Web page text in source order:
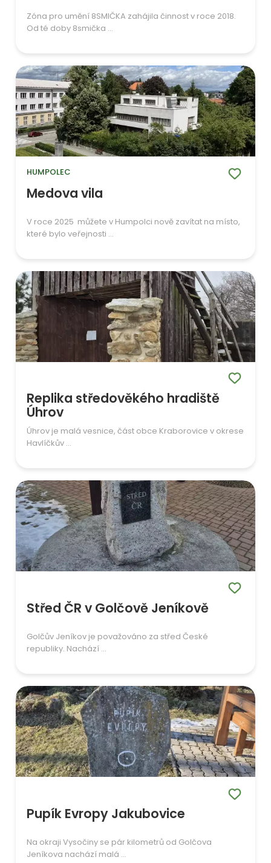
Zóna pro umění 8SMIČKA zahájila činnost v roce 2018.
Od té doby 8smička ...
HUMPOLEC
Medova vila
V roce 2025 můžete v Humpolci nově zavítat na místo,
které bylo veřejnosti ...
Replika středověkého hradiště
Úhrov
Úhrov je malá vesnice, část obce Kraborovice v okrese
Havlíčkův ...
Střed ČR v Golčově Jeníkově
Golčův Jeníkov je považováno za střed České
republiky. Nachází ...
Pupík Evropy Jakubovice
Na okraji Vysočiny se pár kilometrů od Golčova
Jeníkova nachází malá ...